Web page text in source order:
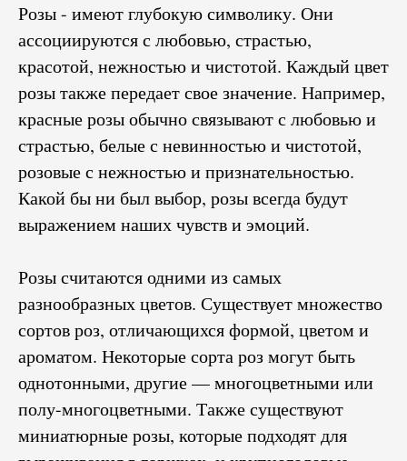
Розы - имеют глубокую символику. Они
ассоциируются с любовью, страстью,
красотой, нежностью и чистотой. Каждый цвет
розы также передает свое значение. Например,
красные розы обычно связывают с любовью и
страстью, белые с невинностью и чистотой,
розовые с нежностью и признательностью.
Какой бы ни был выбор, розы всегда будут
выражением наших чувств и эмоций.
Розы считаются одними из самых
разнообразных цветов. Существует множество
сортов роз, отличающихся формой, цветом и
ароматом. Некоторые сорта роз могут быть
однотонными, другие — многоцветными или
полу-многоцветными. Также существуют
миниатюрные розы, которые подходят для